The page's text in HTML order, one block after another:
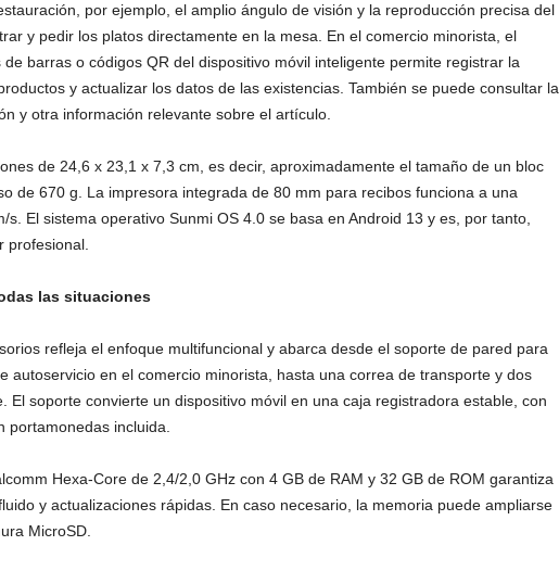
por ejemplo, el amplio ángulo de visión y la reproducción precisa del
y pedir los platos directamente en la mesa. En el comercio minorista, el
barras o códigos QR del dispositivo móvil inteligente permite registrar la
y actualizar los datos de las existencias. También se puede consultar la
y otra información relevante sobre el artículo.
de 24,6 x 23,1 x 7,3 cm, es decir, aproximadamente el tamaño de un bloc
de 670 g. La impresora integrada de 80 mm para recibos funciona a una
s. El sistema operativo Sunmi OS 4.0 se basa en Android 13 y es, por tanto,
profesional.
las situaciones
refleja el enfoque multifuncional y abarca desde el soporte de pared para
autoservicio en el comercio minorista, hasta una correa de transporte y dos
El soporte convierte un dispositivo móvil en una caja registradora estable, con
portamonedas incluida.
Hexa-Core de 2,4/2,0 GHz con 4 GB de RAM y 32 GB de ROM garantiza
y actualizaciones rápidas. En caso necesario, la memoria puede ampliarse
MicroSD.